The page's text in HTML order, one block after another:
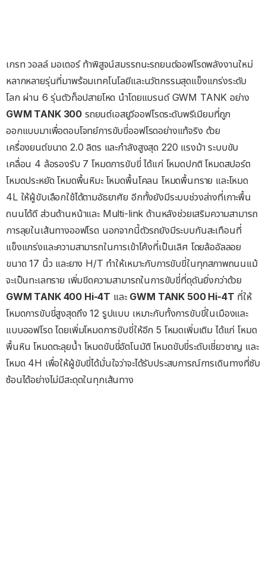
เกรท วอลล์ มอเตอร์ ท้าพิสูจน์สมรรถนะรถยนต์ออฟโรดพลังงานใหม่
หลากหลายรุ่นที่มาพร้อมเทคโนโลยีและนวัตกรรมสุดแข็งแกร่งระดับ
โลก ผ่าน 6 รุ่นตัวท็อปสายโหด นำโดยแบรนด์ GWM TANK อย่าง
GWM TANK 300 รถยนต์เอสยูวีออฟโรดระดับพรีเมียมที่ถูก
ออกแบบมาเพื่อตอบโจทย์การขับขี่ออฟโรดอย่างแท้จริง ด้วย
เครื่องยนต์ขนาด 2.0 ลิตร และกำลังสูงสุด 220 แรงม้า ระบบขับ
เคลื่อน 4 ล้อรองรับ 7 โหมดการขับขี่ ได้แก่ โหมดปกติ โหมดสปอร์ต
โหมดประหยัด โหมดพื้นหิมะ โหมดพื้นโคลน โหมดพื้นทราย และโหมด
4L ให้ผู้ขับเลือกใช้ได้ตามอัธยาศัย อีกทั้งยังมีระบบช่วงล่างที่เกาะพื้น
ถนนได้ดี ส่วนด้านหน้าและ Multi-link ด้านหลังช่วยเสริมความสามารถ
การลุยในเส้นทางออฟโรด นอกจากนี้ตัวรถยังมีระบบกันสะเทือนที่
แข็งแกร่งและความสามารถในการเข้าโค้งที่เป็นเลิศ โดยล้ออัลลอย
ขนาด 17 นิ้ว และยาง H/T ทำให้เหมาะกับการขับขี่ในทุกสภาพถนนแม้
จะเป็นทะเลทราย เพิ่มขีดความสามารถในการขับขี่ที่ดุดันยิ่งกว่าด้วย
GWM TANK 400 Hi-4T และ GWM TANK 500 Hi-4T ที่ให้
โหมดการขับขี่สูงสุดถึง 12 รูปแบบ เหมาะกับทั้งการขับขี่ในเมืองและ
แบบออฟโรด โดยเพิ่มโหมดการขับขี่ให้อีก 5 โหมดเพิ่มเติม ได้แก่ โหมด
พื้นหิน โหมดตะลุยน้ำ โหมดขับขี่อัตโนมัติ โหมดขับขี่ระดับเชี่ยวชาญ และ
โหมด 4H เพื่อให้ผู้ขับขี่ได้มั่นใจว่าจะได้รับประสบการณ์การเดินทางที่ซับ
ซ้อนได้อย่างไม่มีสะดุดในทุกเส้นทาง